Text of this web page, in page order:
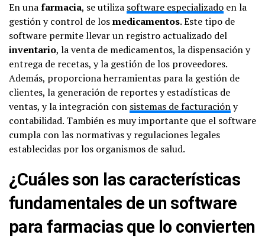
En unafarmacia, se utiliza software especializado en la
gestión y control de losmedicamentos. Este tipo de
software permite llevar un registro actualizado del
inventario, la venta de medicamentos, la dispensación y
entrega de recetas, y la gestión de los proveedores.
Además, proporciona herramientas para la gestión de
clientes, la generación de reportes y estadísticas de
ventas, y la integración con sistemas de facturacióny
contabilidad. También es muy importante que el software
cumpla con las normativas y regulaciones legales
establecidas por los organismos de salud.
¿Cuáles son las características
fundamentales de un software
para farmacias que lo convierten